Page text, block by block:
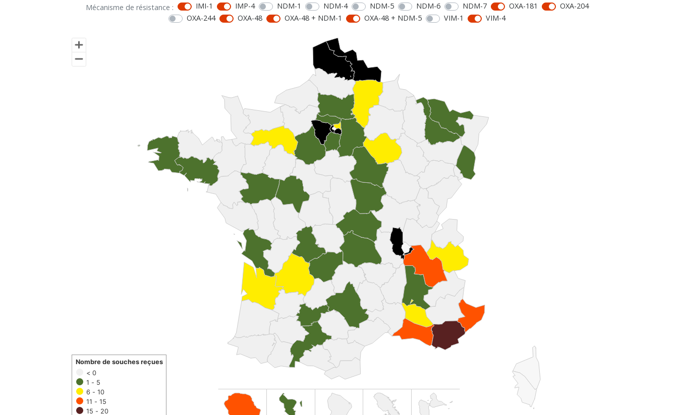
Mécanisme de résistance : IMI-1 IMP-4 NDM-1 NDM-4 NDM-5 NDM-6 NDM-7 OXA-181
OXA-204
OXA-244
OXA-48 OXA-48 + NDM-1 OXA-48 + NDM-5 VIM-1 VIM-4
< 0
1 - 5
6 - 10
11 - 15
15 - 20
Nombre de souches reçues